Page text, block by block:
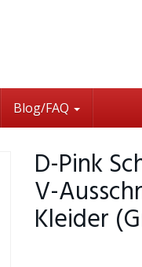
Blog/FAQ
D-Pink
V-
Kleider